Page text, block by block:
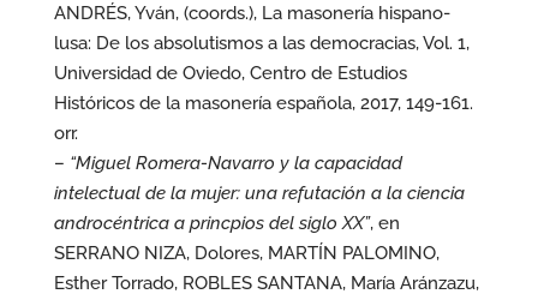
ANDRÉS, Yván, (coords.), La masonería hispano-
lusa: De los absolutismos a las democracias, Vol. 1,
Universidad de Oviedo, Centro de Estudios
Históricos de la masonería española, 2017, 149-161.
orr.
– “Miguel Romera-Navarro y la capacidad
intelectual de la mujer: una refutación a la ciencia
androcéntrica a princpios del siglo XX”, en
SERRANO NIZA, Dolores, MARTÍN PALOMINO,
Esther Torrado, ROBLES SANTANA, María Aránzazu,